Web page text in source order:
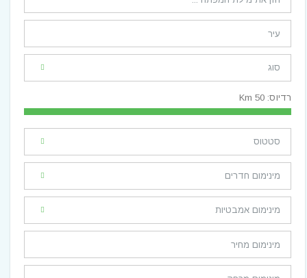
רדיוס: 50
Km